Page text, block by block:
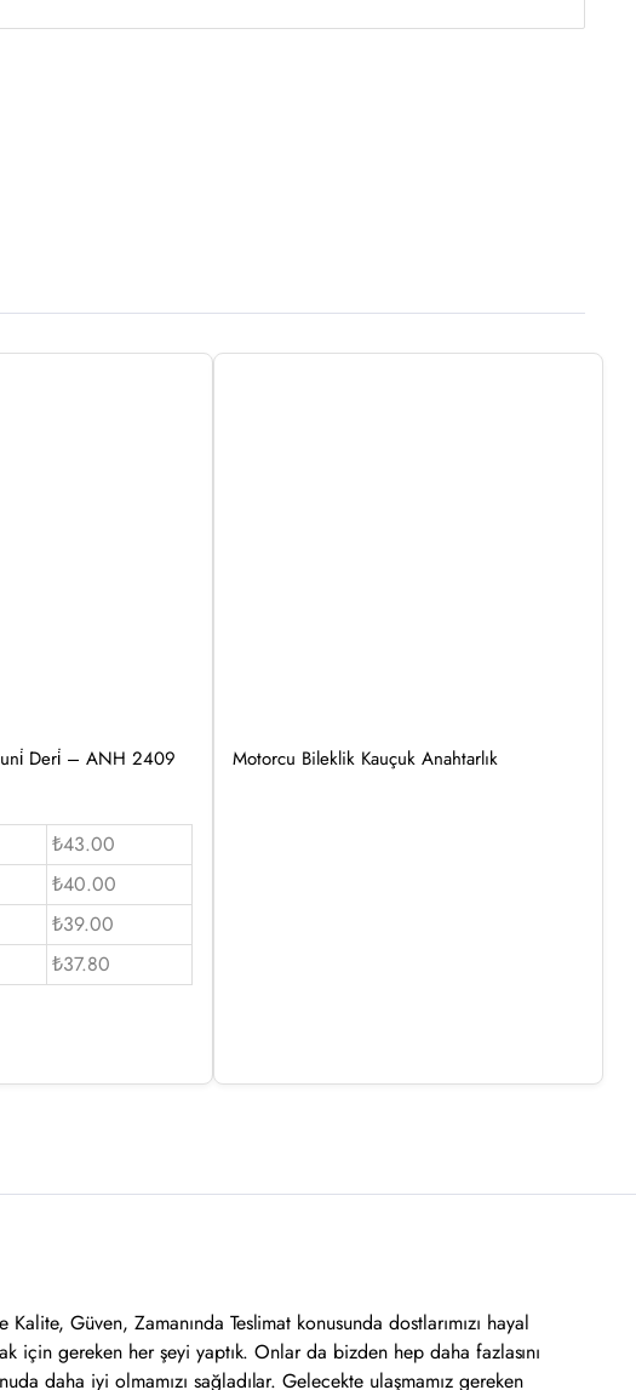
Deri̇ – ANH 2409
₺43.00
₺40.00
₺39.00
₺37.80
Motorcu Bileklik Kauçuk Anahtarlık
Kalite, Güven, Zamanında Teslimat konusunda dostlarımızı hayal
için gereken her şeyi yaptık. Onlar da bizden hep daha fazlasını
daha iyi olmamızı sağladılar. Gelecekte ulaşmamız gereken